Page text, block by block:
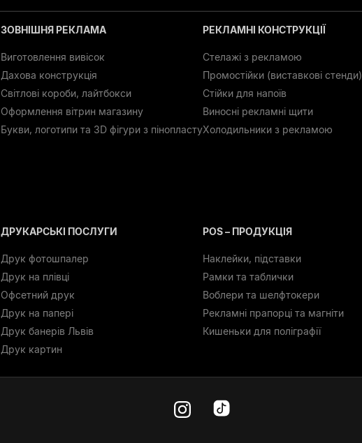
ЗОВНІШНЯ РЕКЛАМА
Виготовлення вивісок
Дахова конструкція
Світлові короби, лайтбокси
Оформлення вітрин магазину
Букви, логотипи та 3D фігури з пінопласту
РЕКЛАМНІ КОНСТРУКЦІЇ
Стелажі з рекламою
Промостійки (виставкові стенди)
Стійки для напоїв
Виносні рекламні щити
Холодильники з рекламою
ДРУКАРСЬКІ ПОСЛУГИ
Друк фотошпалер
Друк на плівці
Офсетний друк
Друк на папері
Друк банерів Львів
Друк картин
POS – ПРОДУКЦІЯ
Наклейки, підставки
Рамки та таблички
Воблери та шелфтокери
Рекламні прапорці та магніти
Кишеньки для поліграфії